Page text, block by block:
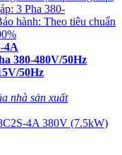
4A
380-480V/50Hz
50Hz
nhà sản xuất
4A 380V (7.5kW)